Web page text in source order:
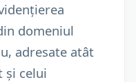
domeniul
adresate atât
și celui